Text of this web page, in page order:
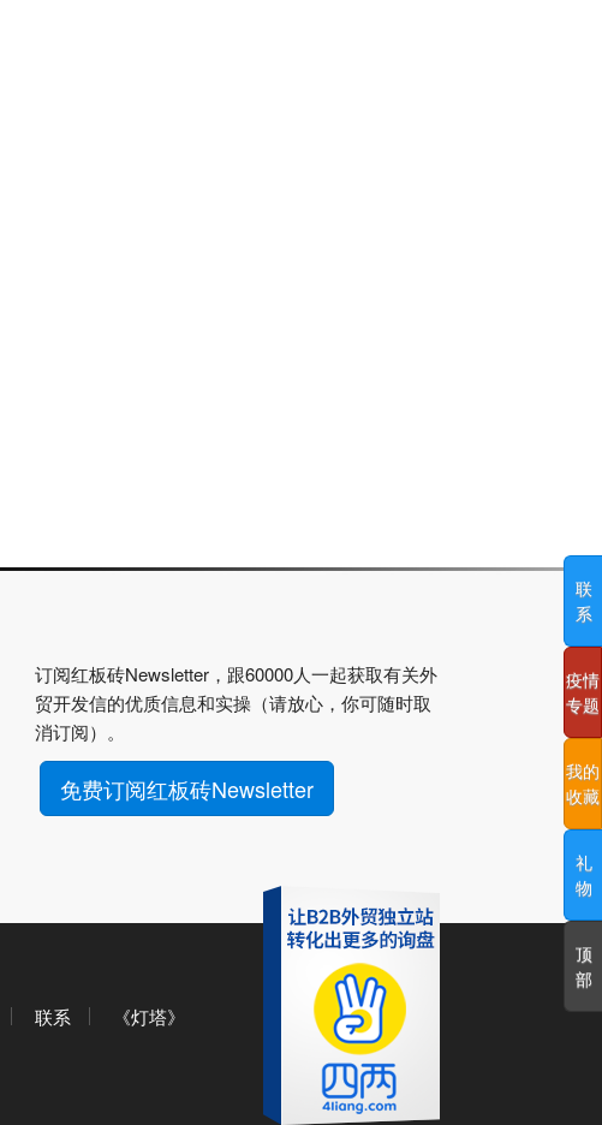
订阅红板砖Newsletter，跟60000人一起获取有关外
贸开发信的优质信息和实操（请放心，你可随时取
消订阅）。
免费订阅红板砖Newsletter
联系 《灯塔》
联
系
疫情
专题
我的
收藏
礼
物
顶
部